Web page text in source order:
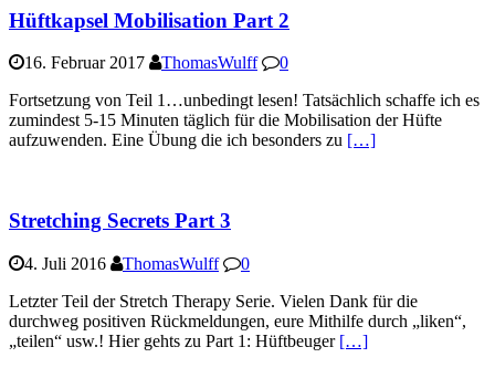
Hüftkapsel Mobilisation Part 2
16. Februar 2017 ThomasWulff
0
Fortsetzung von Teil 1…unbedingt lesen! Tatsächlich schaffe ich es
zumindest 5-15 Minuten täglich für die Mobilisation der Hüfte
aufzuwenden. Eine Übung die ich besonders zu […]
Stretching Secrets Part 3
4. Juli 2016 ThomasWulff
0
Letzter Teil der Stretch Therapy Serie. Vielen Dank für die
durchweg positiven Rückmeldungen, eure Mithilfe durch „liken“,
„teilen“ usw.! Hier gehts zu Part 1: Hüftbeuger […]